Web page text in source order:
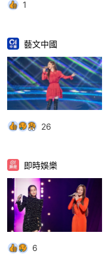
1
藝文中國
26
即時娛樂
6